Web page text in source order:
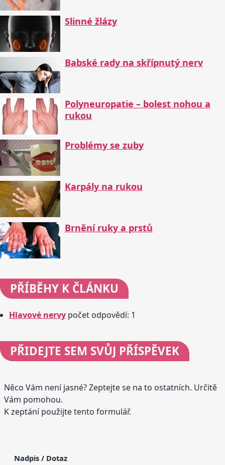
Slinné žlázy
Babské rady na skřípnutý nerv
Polyneuropatie – bolest nohou a
rukou
Problémy se zuby
Karpály na rukou
Brnění ruky a prstů
PŘÍBĚHY K ČLÁNKU
Hlavové nervy počet odpovědí: 1
PŘIDEJTE SEM SVŮJ PŘÍSPĚVEK
Něco Vám není jasné? Zeptejte se na to ostatních. Určitě
Vám pomohou.
K zeptání použijte tento formulář.
Nadpis / Dotaz